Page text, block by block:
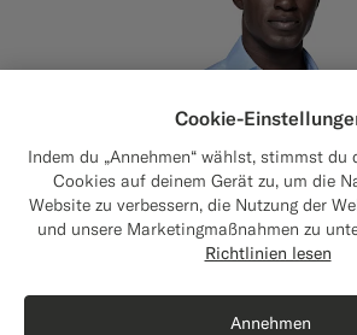
Versand nach Die
relevante Produkte und Inhalte
Cookie-
Indem du „Annehmen“ wählst, stimmst du
Cookies auf deinem Gerät zu, um die
Website zu verbessern, die Nutzung der
und unsere Marketingmaßnahmen zu
Richtlinien lesen
Annehmen